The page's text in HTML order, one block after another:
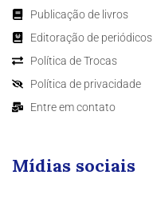
Publicação de livros
Editoração de periódicos
Política de Trocas
Política de privacidade
Entre em contato
Mídias sociais